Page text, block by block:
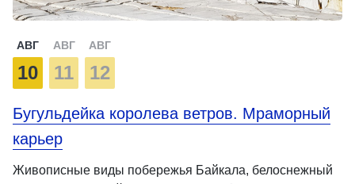
АВГ
10
АВГ
11
АВГ
12
Бугульдейка королева ветров. Мраморный
карьер
Живописные виды побережья Байкала, белоснежный